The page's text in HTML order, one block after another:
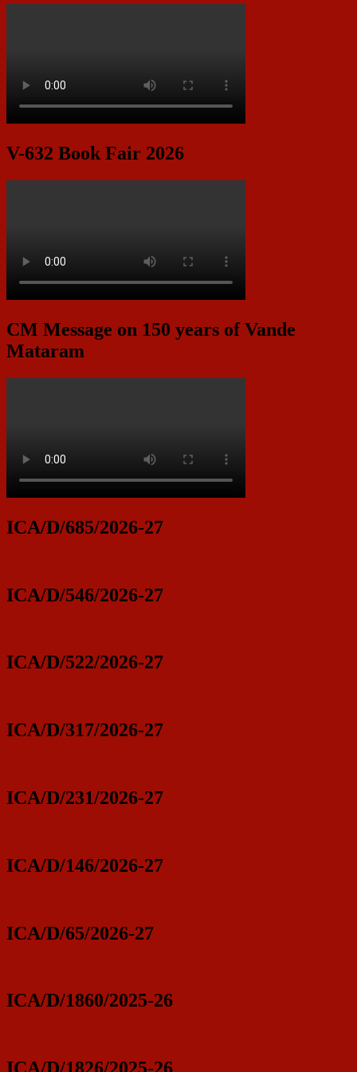
V-632 Book Fair 2026
CM Message on 150 years of Vande
Mataram
ICA/D/685/2026-27
ICA/D/546/2026-27
ICA/D/522/2026-27
ICA/D/317/2026-27
ICA/D/231/2026-27
ICA/D/146/2026-27
ICA/D/65/2026-27
ICA/D/1860/2025-26